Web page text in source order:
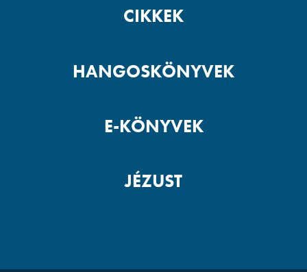
CIKKEK
HANGOSKÖNYVEK
E-KÖNYVEK
JÉZUST